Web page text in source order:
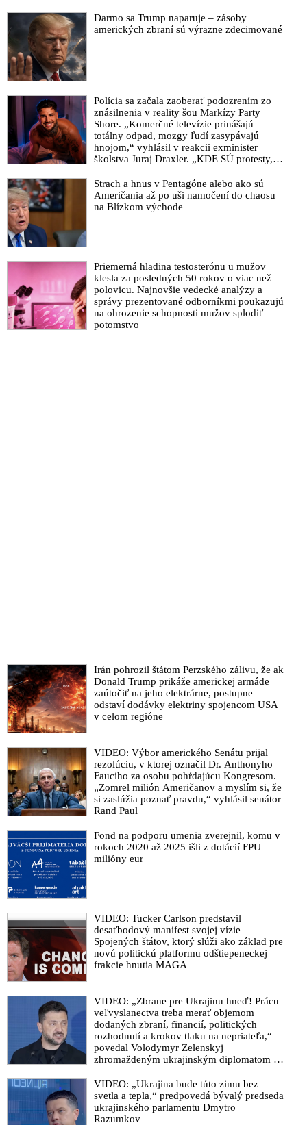
Darmo sa Trump naparuje – zásoby
amerických zbraní sú výrazne zdecimované
Polícia sa začala zaoberať podozrením zo
znásilnenia v reality šou Markízy Party
Shore. „Komerčné televízie prinášajú
totálny odpad, mozgy ľudí zasypávajú
hnojom,“ vyhlásil v reakcii exminister
školstva Juraj Draxler. „KDE SÚ protesty,
pracovníkov?“ spýtal sa
Strach a hnus v Pentagóne alebo ako sú
Američania až po uši namočení do chaosu
na Blízkom východe
Priemerná hladina testosterónu u mužov
klesla za posledných 50 rokov o viac než
polovicu. Najnovšie vedecké analýzy a
správy prezentované odborníkmi poukazujú
na ohrozenie schopnosti mužov splodiť
potomstvo
Irán pohrozil štátom Perzského zálivu, že ak
Donald Trump prikáže americkej armáde
zaútočiť na jeho elektrárne, postupne
odstaví dodávky elektriny spojencom USA
v celom regióne
VIDEO: Výbor amerického Senátu prijal
rezolúciu, v ktorej označil Dr. Anthonyho
Fauciho za osobu pohŕdajúcu Kongresom.
„Zomrel milión Američanov a myslím si, že
si zaslúžia poznať pravdu,“ vyhlásil senátor
Rand Paul
Fond na podporu umenia zverejnil, komu v
rokoch 2020 až 2025 išli z dotácií FPU
milióny eur
VIDEO: Tucker Carlson predstavil
desaťbodový manifest svojej vízie
Spojených štátov, ktorý slúži ako základ pre
novú politickú platformu odštiepeneckej
frakcie hnutia MAGA
VIDEO: „Zbrane pre Ukrajinu hneď! Prácu
veľvyslanectva treba merať objemom
dodaných zbraní, financií, politických
rozhodnutí a krokov tlaku na nepriateľa,“
povedal Volodymyr Zelenskyj
zhromaždeným ukrajinským diplomatom v
že USA Ukrajine nedodajú protiraketové
systémy Patriot
VIDEO: „Ukrajina bude túto zimu bez
svetla a tepla,“ predpovedá bývalý predseda
ukrajinského parlamentu Dmytro
Razumkov